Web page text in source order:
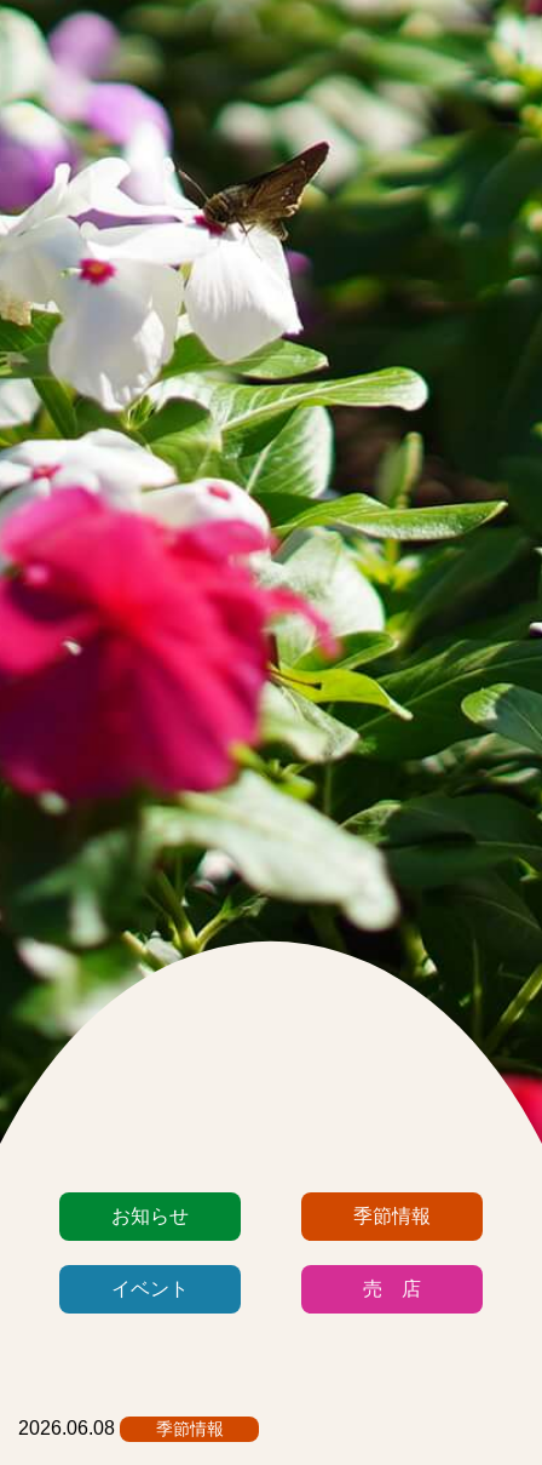
お知らせ 季節情報
イベント 売 店
2026.06.08 季節情報